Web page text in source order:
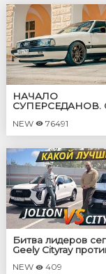
НАЧАЛО
СУПЕРСЕДАНОВ.
200 quattro 20V.
NEW 76491
Битва лидеров
Geely Cityray
NEW 409